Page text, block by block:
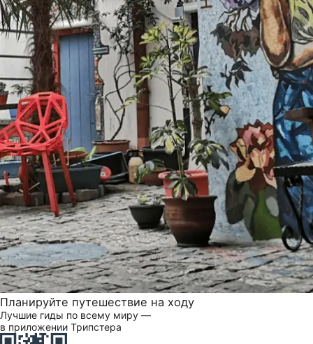
Планируйте путешествие на ходу
Лучшие гиды по всему миру —
в приложении Трипстера